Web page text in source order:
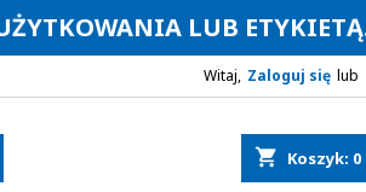
LUB
Witaj, Zaloguj się lub
shopping_cart Koszyk: 0